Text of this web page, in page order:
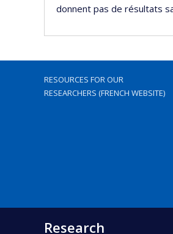
donnent pas de résultats
RESOURCES FOR OUR
RESEARCHERS (FRENCH WEBSITE)
Research